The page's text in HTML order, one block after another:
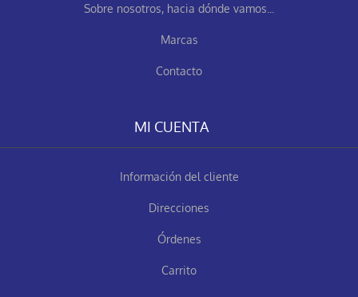
Sobre nosotros, hacia dónde vamos...
Marcas
Contacto
MI CUENTA
Información del cliente
Direcciones
Órdenes
Carrito